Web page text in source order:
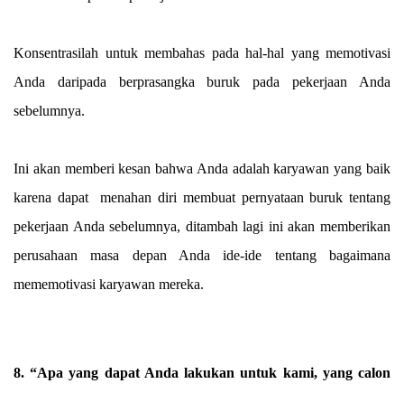
Konsentrasilah untuk membahas pada hal-hal yang memotivasi
Anda daripada berprasangka buruk pada pekerjaan Anda
sebelumnya.
Ini akan memberi kesan bahwa Anda adalah karyawan yang baik
karena dapat menahan diri membuat pernyataan buruk tentang
pekerjaan Anda sebelumnya, ditambah lagi ini akan memberikan
perusahaan masa depan Anda ide-ide tentang bagaimana
mememotivasi karyawan mereka.
8. “Apa yang dapat Anda lakukan untuk kami, yang calon